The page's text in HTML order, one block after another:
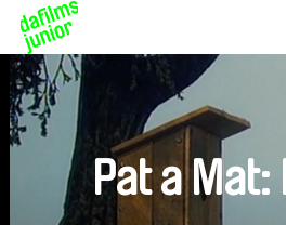
Domů
Pat a Mat: